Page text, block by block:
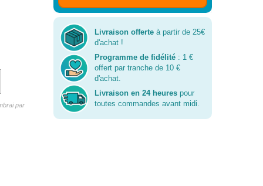
par
Livraison offerteà partir de 25€
d'achat !
Programme de fidélité: 1 €
offert par tranche de 10 €
d'achat.
Livraison en 24 heurespour
toutes commandes avant midi.